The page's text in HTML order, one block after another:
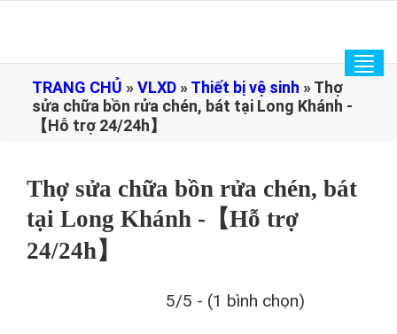
TRANG CHỦ »VLXD »Thiết bị vệ sinh »Thợ
sửa chữa bồn rửa chén, bát tại Long Khánh -
【Hỗ trợ 24/24h】
Thợ sửa chữa bồn rửa chén, bát
tại Long Khánh -【Hỗ trợ
24/24h】
5/5 - (1 bình chọn)